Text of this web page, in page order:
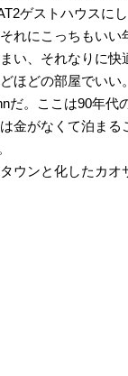
ゲストハウスに
れにこっちもい
い、それなりに快
ほどの部屋でいい。
だ。ここは90年
金がなくて泊まる
ウンと化したカオ